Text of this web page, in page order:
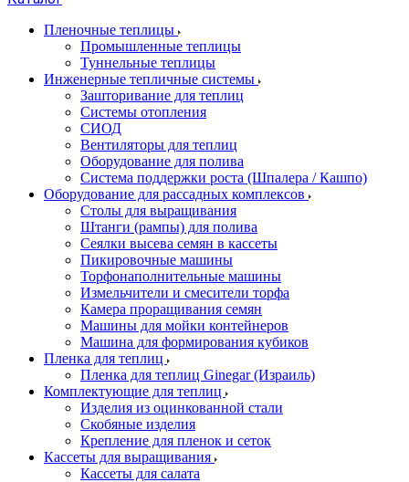
Пленочные теплицы
Промышленные теплицы
Туннельные теплицы
Инженерные тепличные системы
Зашторивание для теплиц
Системы отопления
СИОД
Вентиляторы для теплиц
Оборудование для полива
Система поддержки роста (Шпалера / Кашпо)
Оборудование для рассадных комплексов
Столы для выращивания
Штанги (рампы) для полива
Сеялки высева семян в кассеты
Пикировочные машины
Торфонаполнительные машины
Измельчители и смесители торфа
Камера проращивания семян
Машины для мойки контейнеров
Машина для формирования кубиков
Пленка для теплиц
Пленка для теплиц Ginegar (Израиль)
Комплектующие для теплиц
Изделия из оцинкованной стали
Скобяные изделия
Крепление для пленок и сеток
Кассеты для выращивания
Кассеты для салата